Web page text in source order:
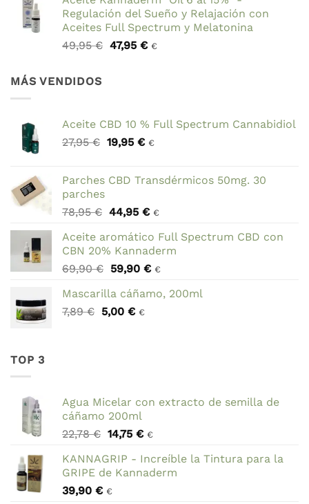
Regulación del Sueño y Relajación con
Aceites Full Spectrum y Melatonina
49,95€ El
47,95 €El
€
MÁS VENDIDOS
Aceite CBD 10 % Full Spectrum Cannabidiol
27,95€ El
era:
19,95 €El
es:
€
Parches CBD Transdérmicos 50mg. 30
parches
78,95€ El
original
era:
78,95 €.
44,95 €El
actual
es:
44,95 €.
€
Aceite aromático Full Spectrum CBD con
CBN 20% Kannaderm
69,90€ El
original
era:
59,90 €El
actual
€
Mascarilla cáñamo, 200ml
7,89€ El
5,00 €El
€
TOP 3
Agua Micelar con extracto de semilla de
cáñamo 200ml
22,78€ El
original
era:
22,78 €.
14,75 €El
actual
es:
€
KANNAGRIP - Increíble la Tintura para la
GRIPE de Kannaderm
39,90 € €